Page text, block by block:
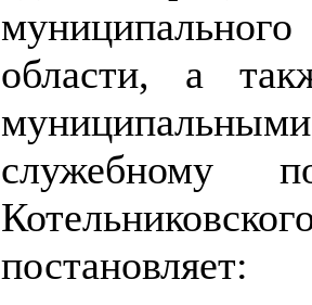
области, а
служебному
постановляет: